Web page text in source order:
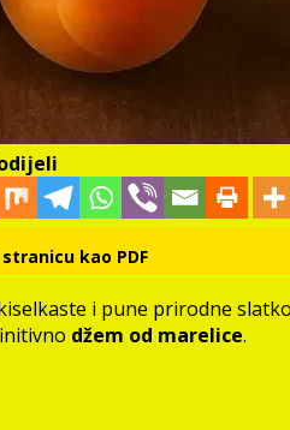
kao PDF
i pune prirodne
džem od marelice.